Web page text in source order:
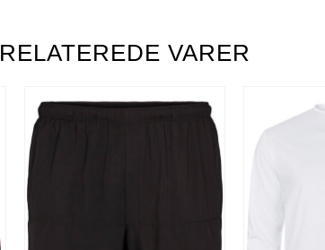
RELATEREDE VARER